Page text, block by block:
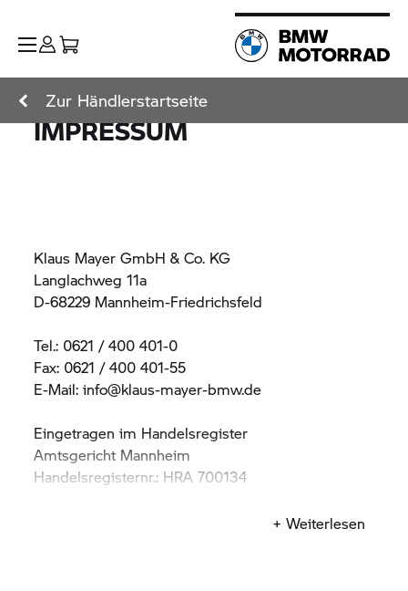
Zur Händlerstartseite
IMPRESSUM
Klaus Mayer GmbH & Co. KG
Langlachweg 11a
D-68229 Mannheim-Friedrichsfeld
Tel.: 0621 / 400 401-0
Fax: 0621 / 400 401-55
E-Mail: info@klaus-mayer-bmw.de
Eingetragen im Handelsregister
Amtsgericht Mannheim
Handelsregisternr.: HRA 700134
+ Weiterlesen